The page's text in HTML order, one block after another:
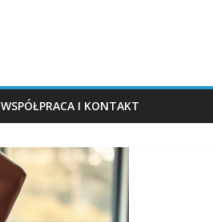
WSPÓŁPRACA I KONTAKT